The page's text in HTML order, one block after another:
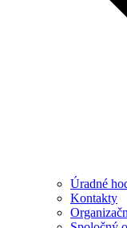
Úradné
Kontakty